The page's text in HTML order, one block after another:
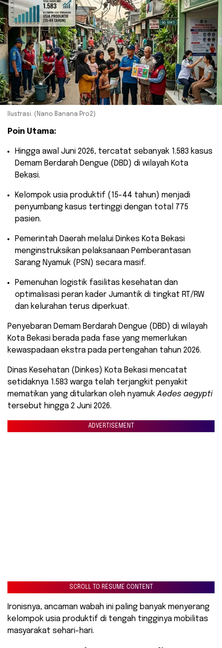
Ilustrasi. (Nano Banana Pro2)
Poin Utama:
​Hingga awal Juni 2026, tercatat sebanyak 1.583 kasus
Demam Berdarah Dengue (DBD) di wilayah Kota
Bekasi.
​Kelompok usia produktif (15-44 tahun) menjadi
penyumbang kasus tertinggi dengan total 775
pasien.
​Pemerintah Daerah melalui Dinkes Kota Bekasi
menginstruksikan pelaksanaan Pemberantasan
Sarang Nyamuk (PSN) secara masif.
​Pemenuhan logistik fasilitas kesehatan dan
optimalisasi peran kader Jumantik di tingkat RT/RW
dan kelurahan terus diperkuat.
​Penyebaran Demam Berdarah Dengue (DBD) di wilayah
Kota Bekasi berada pada fase yang memerlukan
kewaspadaan ekstra pada pertengahan tahun 2026.
Dinas Kesehatan (Dinkes) Kota Bekasi mencatat
setidaknya 1.583 warga telah terjangkit penyakit
mematikan yang ditularkan oleh nyamuk Aedes aegypti
tersebut hingga 2 Juni 2026.
ADVERTISEMENT
SCROLL TO RESUME CONTENT
Ironisnya, ancaman wabah ini paling banyak menyerang
kelompok usia produktif di tengah tingginya mobilitas
masyarakat sehari-hari.